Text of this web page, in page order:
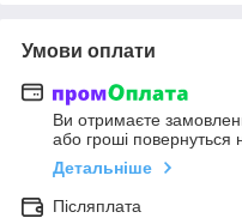
Умови оплати
Ви отримаєте
або гроші повернуться
Детальніше
Післяплата